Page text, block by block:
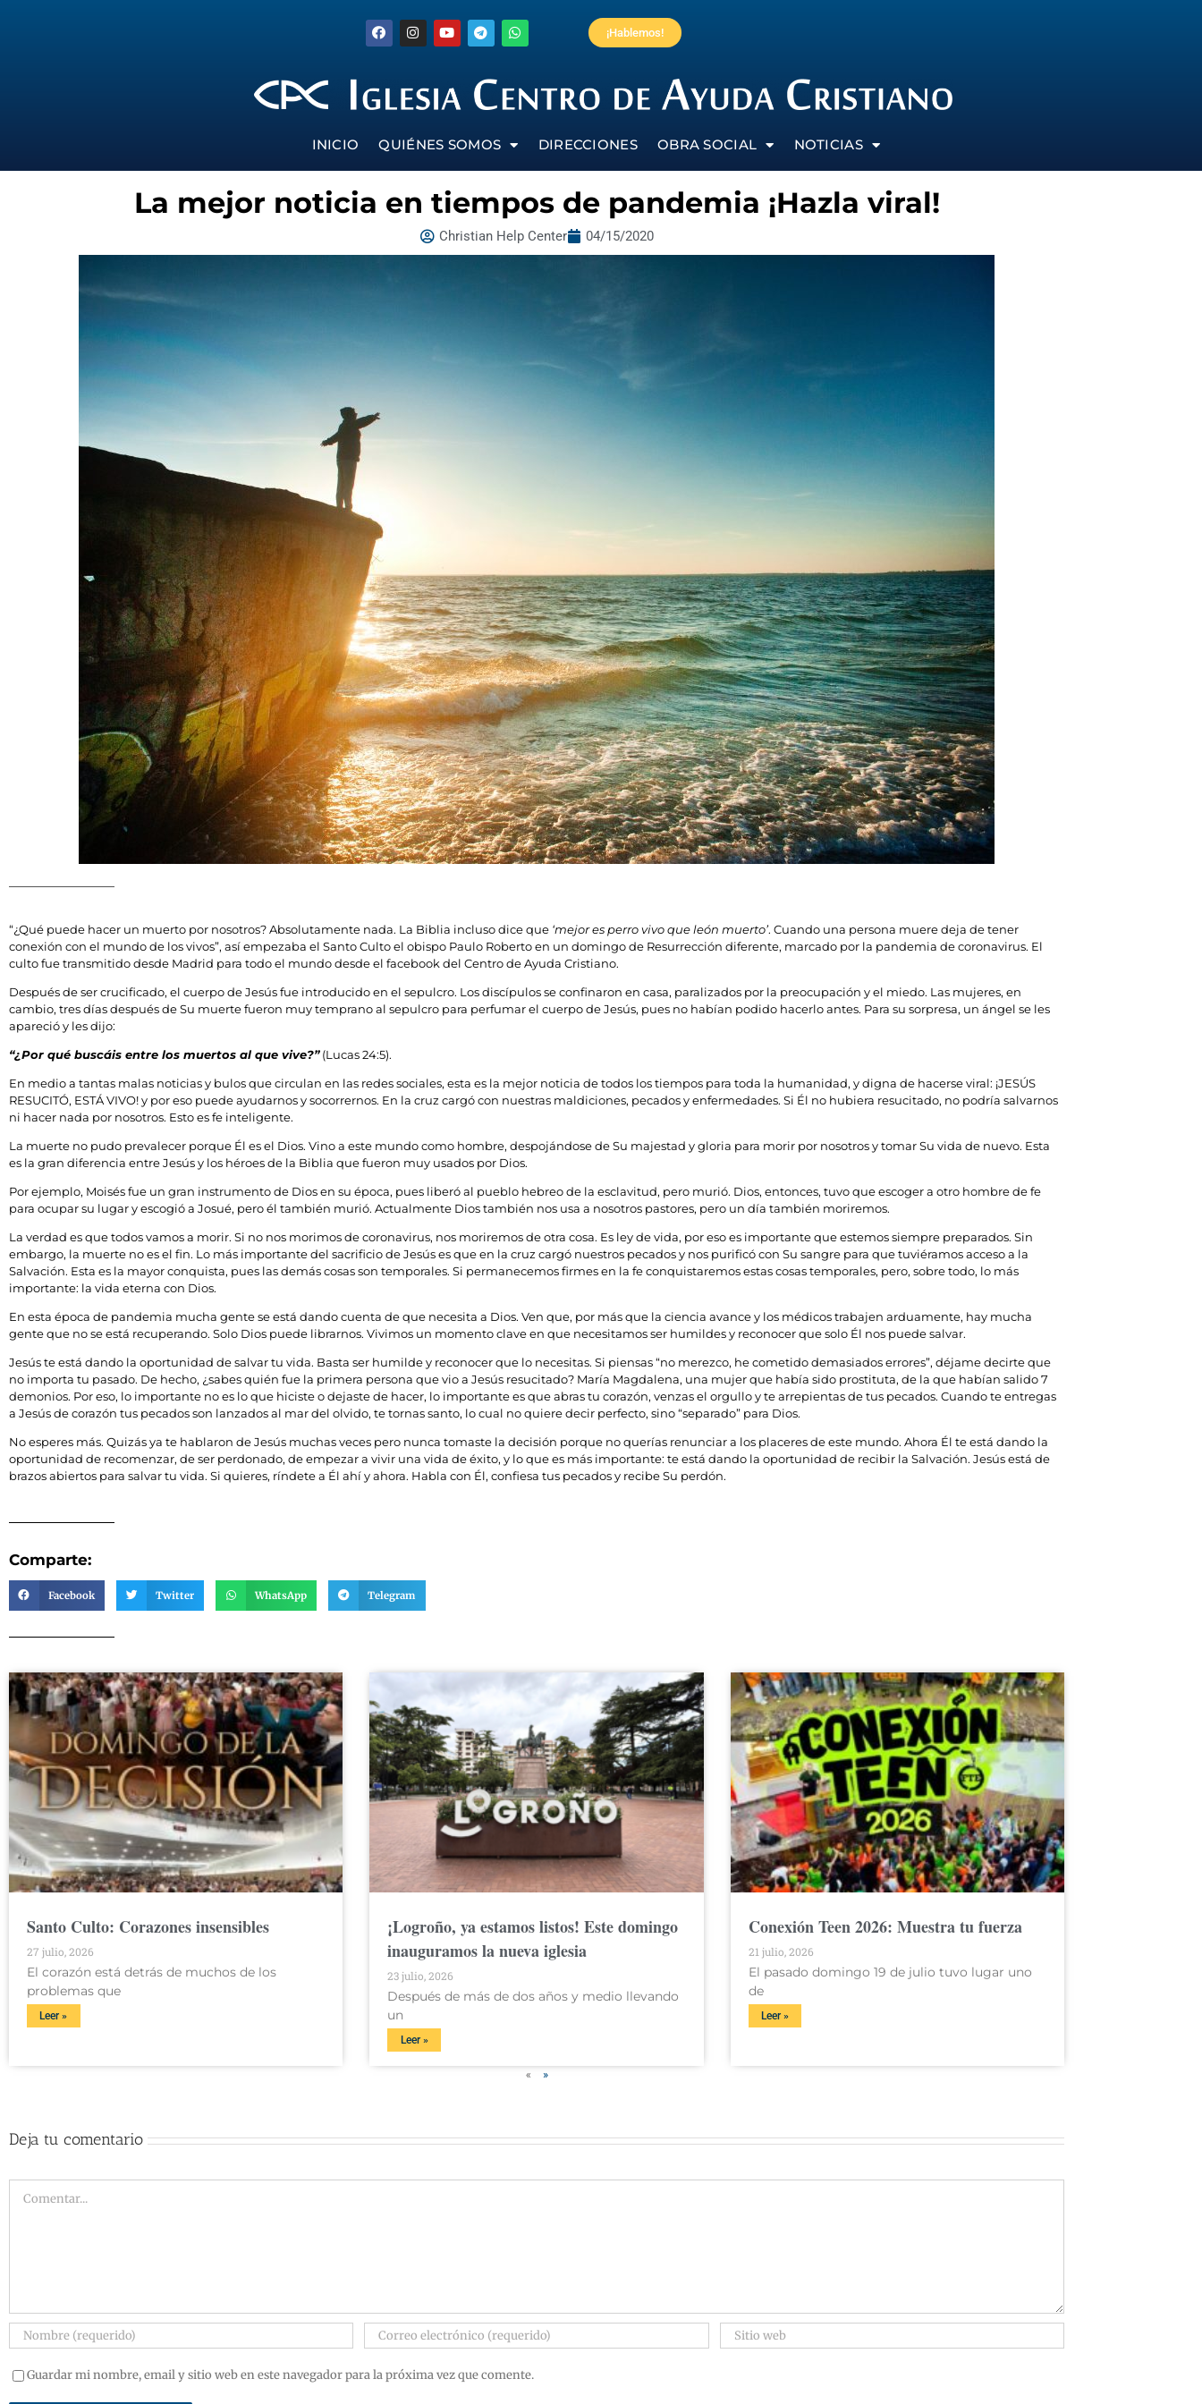
¡Hablemos!
INICIO QUIÉNES SOMOS DIRECCIONES OBRA SOCIAL NOTICIAS
La mejor noticia en tiempos de pandemia ¡Hazla viral!
Christian Help Center 04/15/2020
“¿Qué puede hacer un muerto por nosotros? Absolutamente nada. La Biblia incluso dice que ‘mejor es perro vivo que león muerto’. Cuando una persona muere deja de tener
conexión con el mundo de los vivos”, así empezaba el Santo Culto el obispo Paulo Roberto en un domingo de Resurrección diferente, marcado por la pandemia de coronavirus. El
culto fue transmitido desde Madrid para todo el mundo desde el facebook del Centro de Ayuda Cristiano.
Después de ser crucificado, el cuerpo de Jesús fue introducido en el sepulcro. Los discípulos se confinaron en casa, paralizados por la preocupación y el miedo. Las mujeres, en
cambio, tres días después de Su muerte fueron muy temprano al sepulcro para perfumar el cuerpo de Jesús, pues no habían podido hacerlo antes. Para su sorpresa, un ángel se les
apareció y les dijo:
“¿Por qué buscáis entre los muertos al que vive?”(Lucas 24:5).
En medio a tantas malas noticias y bulos que circulan en las redes sociales, esta es la mejor noticia de todos los tiempos para toda la humanidad, y digna de hacerse viral: ¡JESÚS
RESUCITÓ, ESTÁ VIVO! y por eso puede ayudarnos y socorrernos. En la cruz cargó con nuestras maldiciones, pecados y enfermedades. Si Él no hubiera resucitado, no podría salvarnos
ni hacer nada por nosotros. Esto es fe inteligente.
La muerte no pudo prevalecer porque Él es el Dios. Vino a este mundo como hombre, despojándose de Su majestad y gloria para morir por nosotros y tomar Su vida de nuevo. Esta
es la gran diferencia entre Jesús y los héroes de la Biblia que fueron muy usados por Dios.
Por ejemplo, Moisés fue un gran instrumento de Dios en su época, pues liberó al pueblo hebreo de la esclavitud, pero murió. Dios, entonces, tuvo que escoger a otro hombre de fe
para ocupar su lugar y escogió a Josué, pero él también murió. Actualmente Dios también nos usa a nosotros pastores, pero un día también moriremos.
La verdad es que todos vamos a morir. Si no nos morimos de coronavirus, nos moriremos de otra cosa. Es ley de vida, por eso es importante que estemos siempre preparados. Sin
embargo, la muerte no es el fin. Lo más importante del sacrificio de Jesús es que en la cruz cargó nuestros pecados y nos purificó con Su sangre para que tuviéramos acceso a la
Salvación. Esta es la mayor conquista, pues las demás cosas son temporales. Si permanecemos firmes en la fe conquistaremos estas cosas temporales, pero, sobre todo, lo más
importante: la vida eterna con Dios.
En esta época de pandemia mucha gente se está dando cuenta de que necesita a Dios. Ven que, por más que la ciencia avance y los médicos trabajen arduamente, hay mucha
gente que no se está recuperando. Solo Dios puede librarnos. Vivimos un momento clave en que necesitamos ser humildes y reconocer que solo Él nos puede salvar.
Jesús te está dando la oportunidad de salvar tu vida. Basta ser humilde y reconocer que lo necesitas. Si piensas “no merezco, he cometido demasiados errores”, déjame decirte que
no importa tu pasado. De hecho, ¿sabes quién fue la primera persona que vio a Jesús resucitado? María Magdalena, una mujer que había sido prostituta, de la que habían salido 7
demonios. Por eso, lo importante no es lo que hiciste o dejaste de hacer, lo importante es que abras tu corazón, venzas el orgullo y te arrepientas de tus pecados. Cuando te entregas
a Jesús de corazón tus pecados son lanzados al mar del olvido, te tornas santo, lo cual no quiere decir perfecto, sino “separado” para Dios.
No esperes más. Quizás ya te hablaron de Jesús muchas veces pero nunca tomaste la decisión porque no querías renunciar a los placeres de este mundo. Ahora Él te está dando la
oportunidad de recomenzar, de ser perdonado, de empezar a vivir una vida de éxito, y lo que es más importante: te está dando la oportunidad de recibir la Salvación. Jesús está de
brazos abiertos para salvar tu vida. Si quieres, ríndete a Él ahí y ahora. Habla con Él, confiesa tus pecados y recibe Su perdón.
Comparte:
Facebook Twitter WhatsApp Telegram
Santo Culto: Corazones insensibles
27 julio, 2026
El corazón está detrás de muchos de los
problemas que
Leer »
¡Logroño, ya estamos listos! Este domingo
inauguramos la nueva iglesia
23 julio, 2026
Después de más de dos años y medio llevando
un
Leer »
Conexión Teen 2026: Muestra tu fuerza
21 julio, 2026
El pasado domingo 19 de julio tuvo lugar uno
de
Leer »
« »
Deja tu comentario
Guardar mi nombre, email y sitio web en este navegador para la próxima vez que comente.